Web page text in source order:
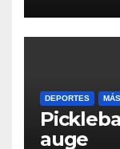
DEPORTES
auge